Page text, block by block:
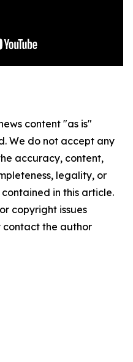
content "as is"
We do not accept any
accuracy, content,
legality, or
in this article.
copyright issues
contact the author